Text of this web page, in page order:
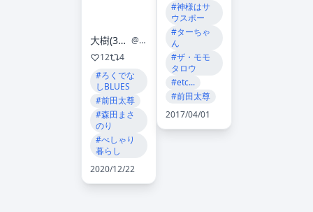
大樹(3月に沖縄移住する)
@d620801
12
4
#ろくでな
しBLUES
#前田太尊
#森田まさ
のり
#べしゃり
暮らし
2020/12/22
#神様はサ
ウスポー
#ターちゃ
ん
#ザ・モモ
タロウ
#etc...
#前田太尊
2017/04/01